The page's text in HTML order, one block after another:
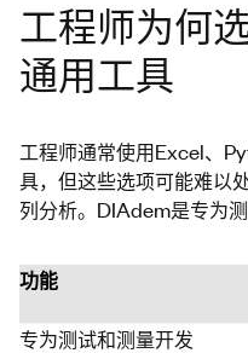
工程师为何
通用工具
工程师通常使用Excel、
具，但这些选项可能难以
列分析。DIAdem是专为
功能
专为测试和测量开发